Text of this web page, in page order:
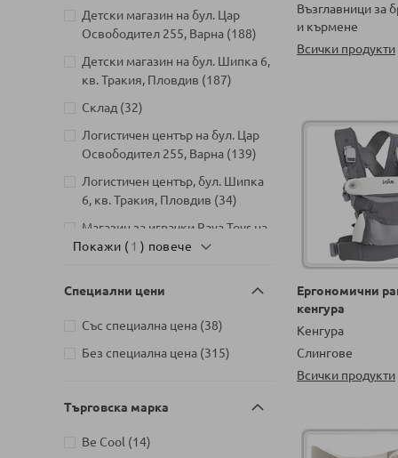
Възглавници за
и кърмене
Всички продукти
Ергономични
кенгура
Кенгура
Слингове
Всички продукти
Детски магазин на бул. Цар
Освободител 255, Варна 188
артикули
Детски магазин на бул. Шипка 6,
кв. Тракия, Пловдив
187
артикули
Склад
32
артикули
Логистичен център на бул. Цар
Освободител 255, Варна 139
артикули
Логистичен център, бул. Шипка
6, кв. Тракия, Пловдив
34
артикули
Магазин за играчки Raya Toys на
бул. България 110, София
Premium на бул. България 110,
проход 18, Гео Милев, София
Детски магазин на бул. Черни
Детски магазин на ул.
Покажи (1 ) повече
Специални цени
Със специална цена 38
артикули
Без специална цена 315
артикули
Търговска марка
Be Cool 14
артикули